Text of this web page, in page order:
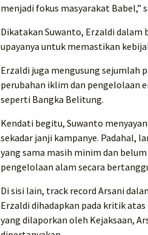
menjadi fokus masyarakat Babel,”
Dikatakan Suwanto, Erzaldi
upayanya untuk memastikan
Erzaldi juga mengusung sejumlah
perubahan iklim dan pengelolaan
seperti Bangka Belitung.
Kendati begitu, Suwanto
sekadar janji kampanye. Padahal,
yang sama masih minim dan
pengelolaan alam secara
Di sisi lain, track record Arsani
Erzaldi dihadapkan pada kritik
yang dilaporkan oleh Kejaksaan,